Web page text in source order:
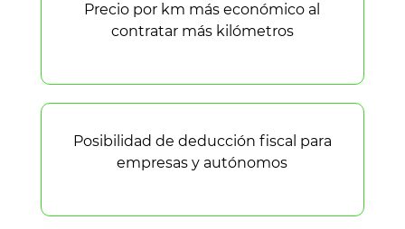
Precio por km más económico al
contratar más kilómetros
Posibilidad de deducción fiscal para
empresas y autónomos